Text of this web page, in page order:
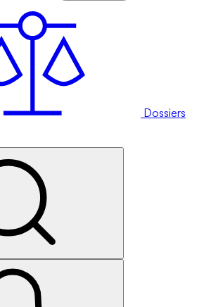
Dossiers